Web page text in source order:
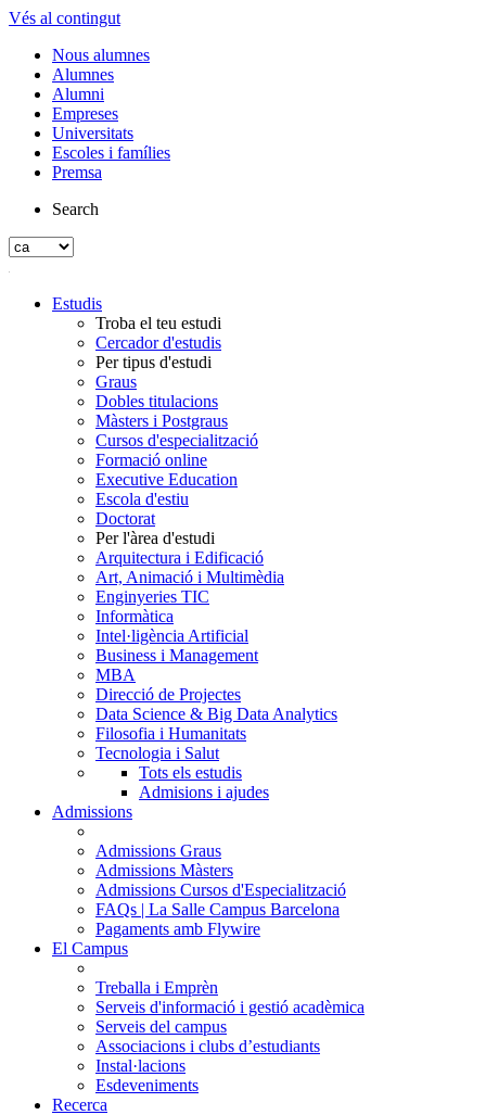
Vés al contingut
Nous alumnes
Alumnes
Alumni
Empreses
Universitats
Escoles i famílies
Premsa
Search
Estudis
Troba el teu estudi
Cercador d'estudis
Per tipus d'estudi
Graus
Dobles titulacions
Màsters i Postgraus
Cursos d'especialització
Formació online
Executive Education
Escola d'estiu
Doctorat
Per l'àrea d'estudi
Arquitectura i Edificació
Art, Animació i Multimèdia
Enginyeries TIC
Informàtica
Intel·ligència Artificial
Business i Management
MBA
Direcció de Projectes
Data Science & Big Data Analytics
Filosofia i Humanitats
Tecnologia i Salut
Tots els estudis
Admisions i ajudes
Admissions
Admissions Graus
Admissions Màsters
Admissions Cursos d'Especialització
FAQs | La Salle Campus Barcelona
Pagaments amb Flywire
El Campus
Treballa i Emprèn
Serveis d'informació i gestió acadèmica
Serveis del campus
Associacions i clubs d’estudiants
Instal·lacions
Esdeveniments
Recerca